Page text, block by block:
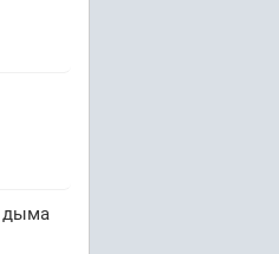
дыма